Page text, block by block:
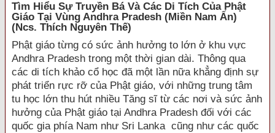
Tìm Hiểu Sự Truyền Bá Và Các Di Tích Của Phật
Giáo Tại Vùng Andhra Pradesh (miền Nam Ấn)
(ncs. Thích Nguyên Thế)
Phật giáo từng có sức ảnh hưởng to lớn ở khu vực
Andhra Pradesh trong một thời gian dài. Thông qua
các di tích khảo cổ học đã một lần nữa khẳng định sự
phát triển rực rỡ của Phật giáo, với những trung tâm
tu học lớn thu hút nhiều Tăng sĩ từ các nơi và sức ảnh
hưởng của Phật giáo tại Andhra Pradesh đối với các
quốc gia phía Nam như Sri Lanka cũng như các quốc